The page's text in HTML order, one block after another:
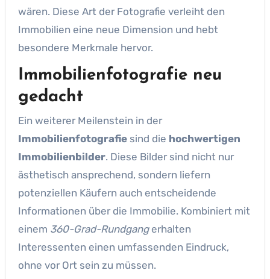
wären. Diese Art der Fotografie verleiht den
Immobilien eine neue Dimension und hebt
besondere Merkmale hervor.
Immobilienfotografie neu
gedacht
Ein weiterer Meilenstein in der
Immobilienfotografiesind die hochwertigen
Immobilienbilder. Diese Bilder sind nicht nur
ästhetisch ansprechend, sondern liefern
potenziellen Käufern auch entscheidende
Informationen über die Immobilie. Kombiniert mit
einem 360-Grad-Rundgangerhalten
Interessenten einen umfassenden Eindruck,
ohne vor Ort sein zu müssen.